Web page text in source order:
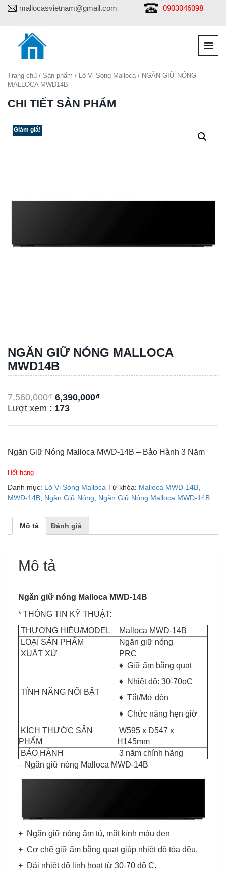
mallocasvietnam@gmail.com 0903046098
Trang chủ / Sản phẩm / Lò Vi Sóng Malloca / NGĂN GIỮ NÓNG
MALLOCA MWD14B
CHI TIẾT SẢN PHẨM
Giảm giá!
NGĂN GIỮ NÓNG MALLOCA
MWD14B
7,560,000₫ 6,390,000₫
Lượt xem : 173
Ngăn Giữ Nóng Malloca MWD-14B – Bảo Hành 3 Năm
Hết hàng
Danh mục: Lò Vi Sóng Malloca Từ khóa: Malloca MWD-14B
MWD-14B Ngăn Giữ Nóng Ngăn Giữ Nóng Malloca MWD-14B
Mô tả Đánh giá
Mô tả
Ngăn giữ nóng Malloca MWD-14B
* THÔNG TIN KỸ THUẬT:
THƯƠNG HIỆU/MODEL
Malloca MWD-14B
LOẠI SẢN PHẨM
Ngăn giữ nóng
XUẤT XỨ
PRC
TÍNH NĂNG NỔI BẬT
♦ Giữ ấm bằng quạt
♦ Nhiệt độ: 30-70oC
♦ Tắt/Mở đèn
♦ Chức năng hẹn giờ
KÍCH THƯỚC SẢN
PHẨM
W595 x D547 x
H145mm
BẢO HÀNH
3 năm chính hãng
– Ngăn giữ nóng Malloca MWD-14B
+ Ngăn giữ nóng âm tủ, mặt kính màu đen
+ Cơ chế giữ ấm bằng quạt giúp nhiệt độ tỏa đều.
+ Dải nhiệt độ linh hoạt từ 30-70 độ C.